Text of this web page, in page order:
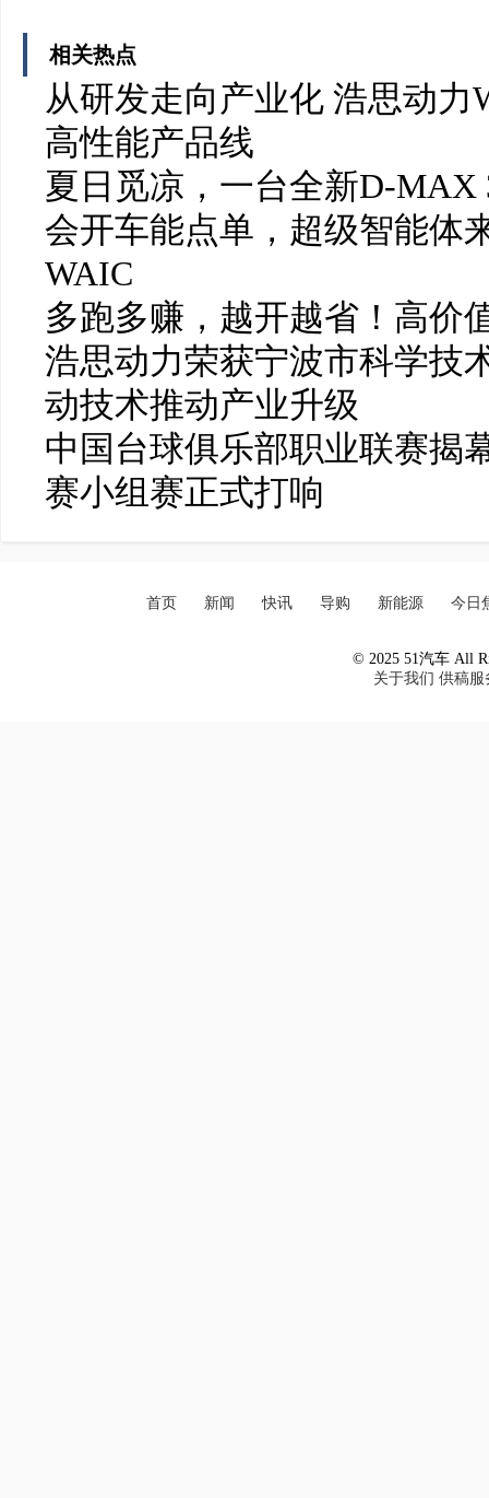
相关热点
从研发走向产业化 浩思动力
高性能产品线
夏日觅凉，一台全新D-MAX
会开车能点单，超级智能体
WAIC
多跑多赚，越开越省！高价
浩思动力荣获宁波市科学技
动技术推动产业升级
中国台球俱乐部职业联赛揭
赛小组赛正式打响
首页 新闻 快讯 导购 新能源 今日
© 2025 51汽车 All
关于我们 供稿服